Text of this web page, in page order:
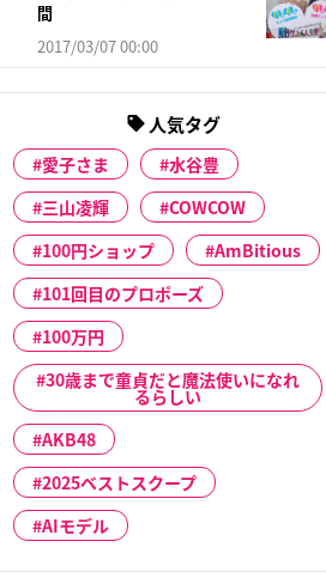
間
2017/03/07 00:00
人気タグ
愛子さま
水谷豊
三山凌輝
COWCOW
100円ショップ
AmBitious
101回目のプロポーズ
100万円
30歳まで童貞だと魔法使いになれ
るらしい
AKB48
2025ベストスクープ
AIモデル